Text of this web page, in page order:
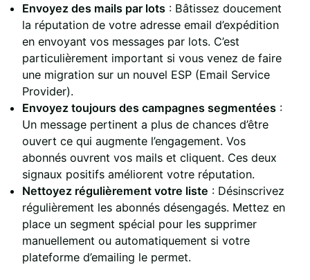
Envoyez des mails par lots : Bâtissez doucement
la réputation de votre adresse email d’expédition
en envoyant vos messages par lots. C’est
particulièrement important si vous venez de faire
une migration sur un nouvel ESP (Email Service
Provider).
Envoyez toujours des campagnes segmentées :
Un message pertinent a plus de chances d’être
ouvert ce qui augmente l’engagement. Vos
abonnés ouvrent vos mails et cliquent. Ces deux
signaux positifs améliorent votre réputation.
Nettoyez régulièrement votre liste : Désinscrivez
régulièrement les abonnés désengagés. Mettez en
place un segment spécial pour les supprimer
manuellement ou automatiquement si votre
plateforme d’emailing le permet.